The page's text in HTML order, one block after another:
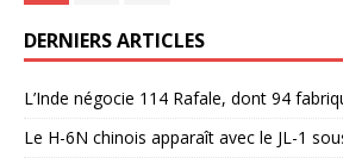
DERNIERS ARTICLES
L’Inde négocie 114 Rafale, dont 94
Le H-6N chinois apparaît avec le JL-1